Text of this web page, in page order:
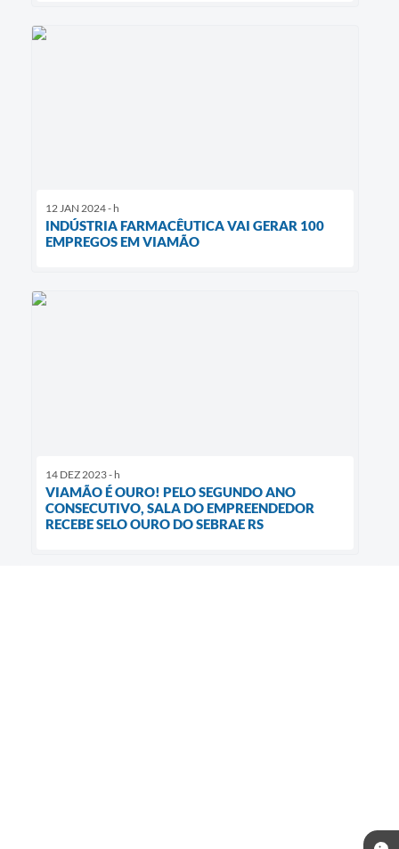
12 JAN 2024 - h
INDÚSTRIA FARMACÊUTICA VAI GERAR 100
EMPREGOS EM VIAMÃO
14 DEZ 2023 - h
VIAMÃO É OURO! PELO SEGUNDO ANO
CONSECUTIVO, SALA DO EMPREENDEDOR
RECEBE SELO OURO DO SEBRAE RS